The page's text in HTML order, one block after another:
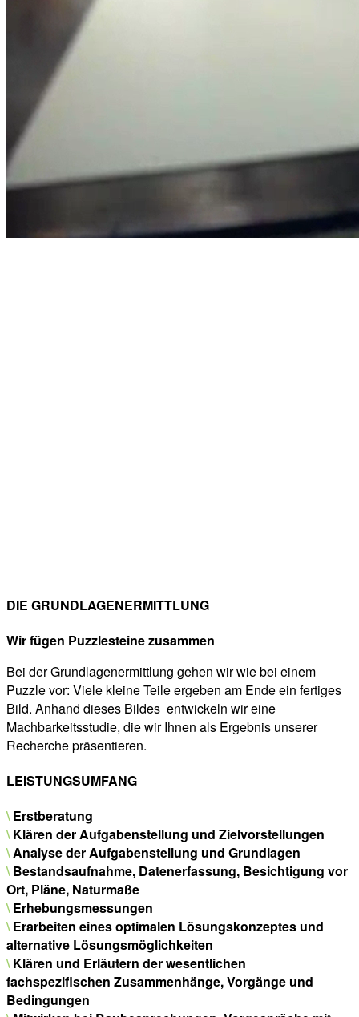
DIE GRUNDLAGENERMITTLUNG
Wir fügen Puzzlesteine zusammen
Bei der Grundlagenermittlung gehen wir wie bei einem
Puzzle vor: Viele kleine Teile ergeben am Ende ein fertiges
Bild. Anhand dieses Bildes entwickeln wir eine
Machbarkeitsstudie, die wir Ihnen als Ergebnis unserer
Recherche präsentieren.
LEISTUNGSUMFANG
\Erstberatung
\Klären der Aufgabenstellung und Zielvorstellungen
\Analyse der Aufgabenstellung und Grundlagen
\Bestandsaufnahme, Datenerfassung, Besichtigung vor
Ort, Pläne, Naturmaße
\Erhebungsmessungen
\Erarbeiten eines optimalen Lösungskonzeptes und
alternative Lösungsmöglichkeiten
\Klären und Erläutern der wesentlichen
fachspezifischen Zusammenhänge, Vorgänge und
Bedingungen